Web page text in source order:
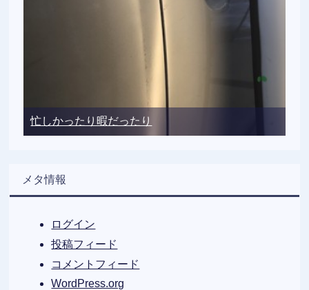
忙しかったり暇だったり
メタ情報
ログイン
投稿フィード
コメントフィード
WordPress.org